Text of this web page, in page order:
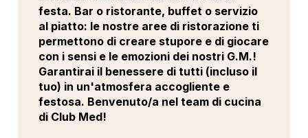
festa. Bar o ristorante, buffet o servizio
al piatto: le nostre aree di ristorazione ti
permettono di creare stupore e di giocare
con i sensi e le emozioni dei nostri G.M.!
Garantirai il benessere di tutti (incluso il
tuo) in un'atmosfera accogliente e
festosa. Benvenuto/a nel team di cucina
di Club Med!